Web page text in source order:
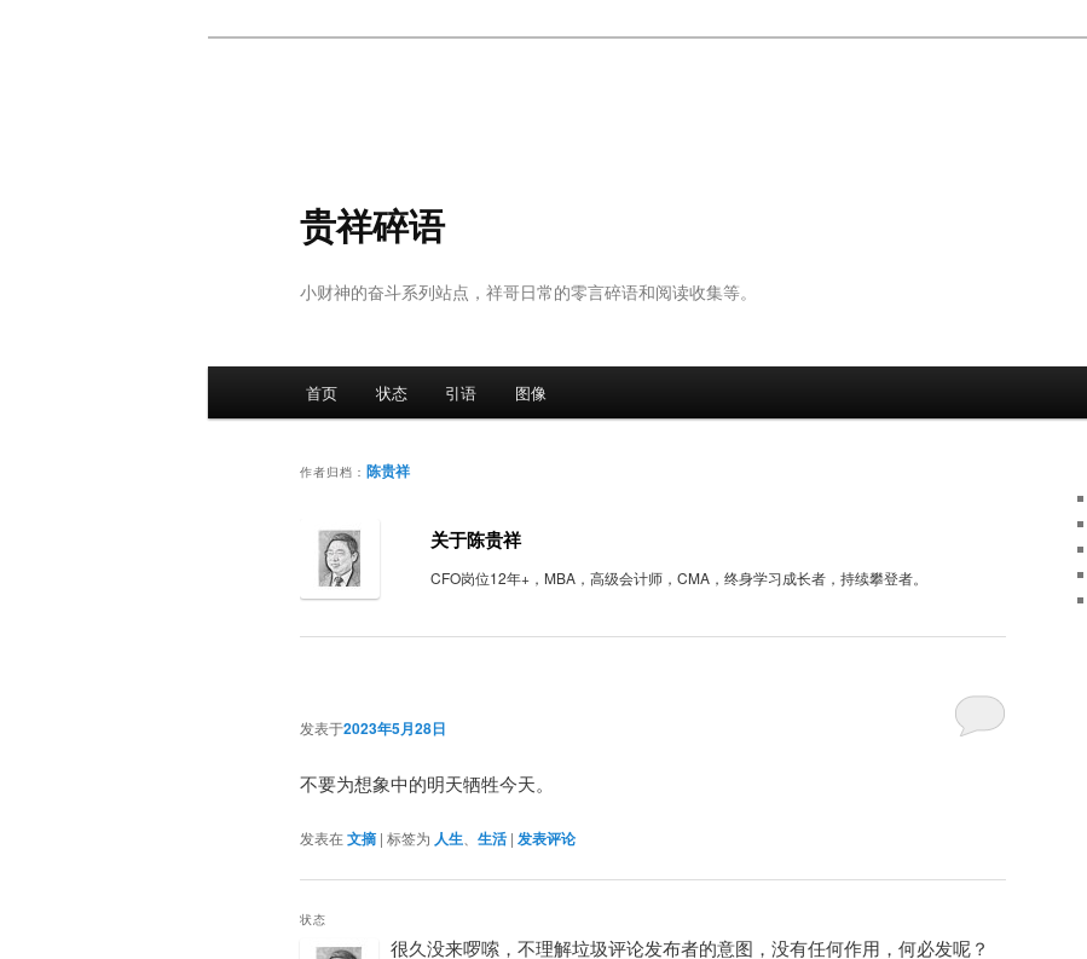
贵祥碎语
小财神的奋斗系列站点，祥哥日常的零言碎语和阅读收集等。
首页 状态 引语 图像
作者归档： 陈贵祥
关于陈贵祥
CFO岗位12年+，MBA，高级会计师，CMA，终身学习成长者，持续攀登者。
发表于2023年5月28日
不要为想象中的明天牺牲今天。
发表在文摘 | 标签为 人生 生活 | 发表评论
状态
很久没来啰嗦，不理解垃圾评论发布者的意图，没有任何作用，何必发呢？